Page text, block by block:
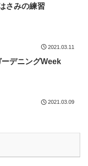
さみの練習
2021.03.11
ーデニングWeek
2021.03.09